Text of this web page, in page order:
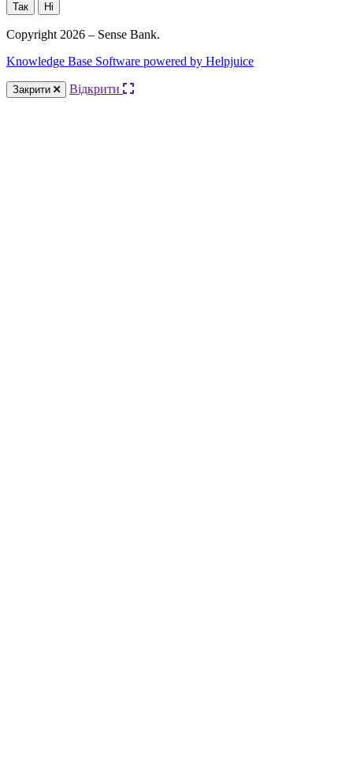
Так Ні
Copyright 2026 – Sense Bank.
Knowledge Base Software powered by Helpjuice
Закрити Відкрити